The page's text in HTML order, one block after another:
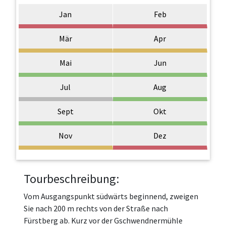
Jan Feb
Mär Apr
Mai Jun
Jul Aug
Sept Okt
Nov Dez
Tourbeschreibung:
Vom Ausgangspunkt südwärts beginnend, zweigen
Sie nach 200 m rechts von der Straße nach
Fürstberg ab. Kurz vor der Gschwendnermühle